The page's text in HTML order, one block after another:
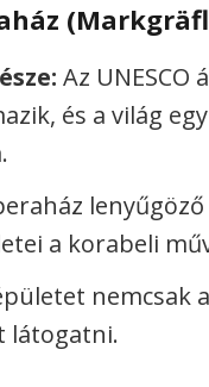
Az
és a világ
a korabeli
nemcsak
látogatni.